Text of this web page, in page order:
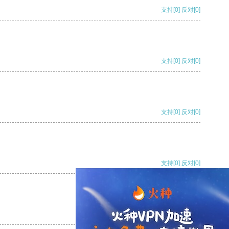
支持[0] 反对[0]
支持[0] 反对[0]
支持[0] 反对[0]
支持[0] 反对[0]
支持[0] 反对